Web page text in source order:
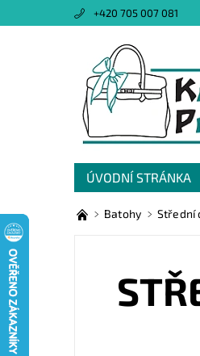
+420 705 007 081
ÚVODNÍ STRÁNKA
OBCHODNÍ
Batohy Střední